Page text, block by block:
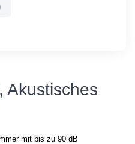
Akustisches
mit bis zu 90 dB